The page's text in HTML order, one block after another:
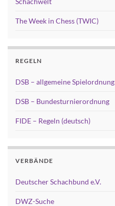
The Week in Chess (TWIC)
REGELN
DSB – allgemeine Spielordnung
DSB – Bundesturnierordnung
FIDE – Regeln (deutsch)
VERBÄNDE
Deutscher Schachbund e.V.
DWZ-Suche